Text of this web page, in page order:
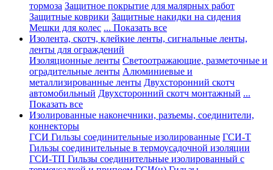
тормоза Защитное покрытие для малярных работ
Защитные коврики Защитные накидки на сидения
Мешки для колес ... Показать все
Изолента, скотч, клейкие ленты, сигнальные ленты,
ленты для ограждений
Изоляционные ленты Светоотражающие, разметочные и
оградительные ленты Алюминиевые и
металлизированные ленты Двухсторонний скотч
автомобильный Двухсторонний скотч монтажный ...
Показать все
Изолированные наконечники, разъемы, соединители,
коннекторы
ГСИ Гильзы соединительные изолированные ГСИ-Т
Гильзы соединительные в термоусадочной изоляции
ГСИ-ТП Гильзы соединительные изолированный с